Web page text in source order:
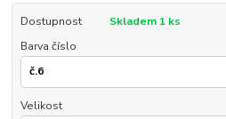
Dostupnost
Skladem 1 ks
Barva číslo
Velikost